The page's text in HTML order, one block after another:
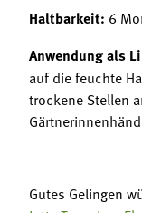
Haltbarkeit: 6
Anwendungals
auf die feuchte
trockene Stellen
Gutes Gelingen